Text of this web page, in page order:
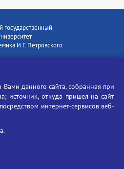
государственный
И.Г. Петровского
+7(4832)58-90-85
данного сайта, собранная при
источник, откуда пришел на сайт
интернет-сервисов веб-